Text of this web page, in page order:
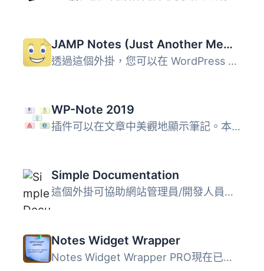
JAMP Notes (Just Another Memo Plugin)
透過這個外掛，您可以在 WordPress 儀表板的某些元件上附加備...
WP-Note 2019
插件可以在文章中美觀地顯示筆記。本外掛程式完全支援Luke開...
Simple Documentation
這個外掛可協助網站管理員/開發人員透過 WordPress 後台提供...
Notes Widget Wrapper
Notes Widget Wrapper PRO現在已經推出！具有短代碼等功能！ ...